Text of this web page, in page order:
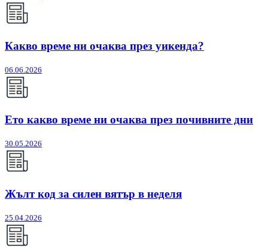
Какво време ни очаква през уикенда?
06.06.2026
Ето какво време ни очаква през почивните дни
30.05.2026
Жълт код за силен вятър в неделя
25.04.2026